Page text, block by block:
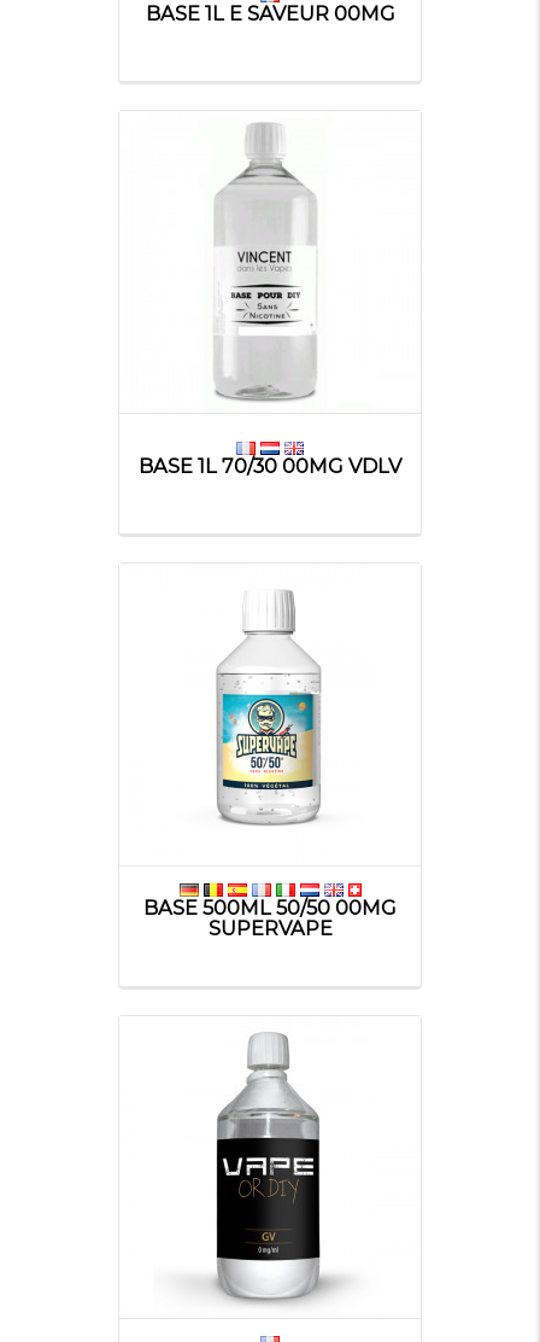
BASE 1L E SAVEUR 00MG
BASE 1L 70/30 00MG VDLV
BASE 500ML 50/50 00MG
SUPERVAPE